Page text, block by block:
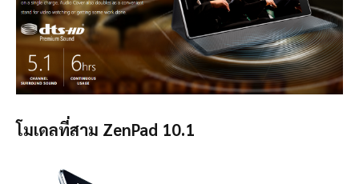
โมเดลที่สาม ZenPad 10.1